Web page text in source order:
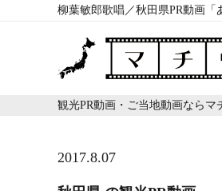
柳葉敏郎歌唱／秋田県PR動画「
観光PR動画・ご当地動画ならマ
2017.8.07